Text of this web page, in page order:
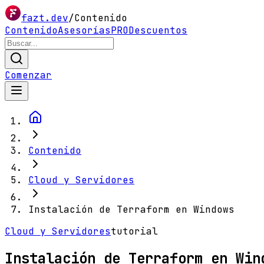
fazt.dev/Contenido
ContenidoAsesoríasPRODescuentos
Comenzar
Contenido
Cloud y Servidores
Instalación de Terraform en Windows
Cloud y Servidorestutorial
Instalación de Terraform en